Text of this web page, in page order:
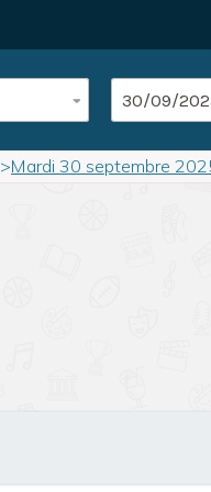
>Mardi 30 septembre